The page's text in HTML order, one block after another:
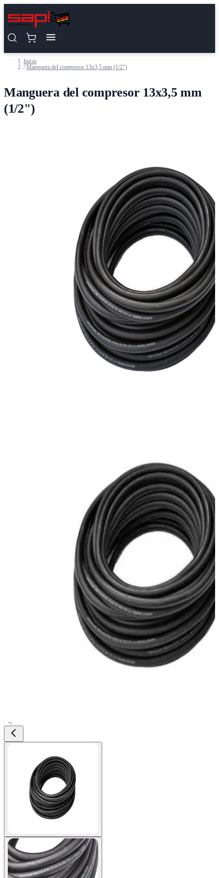
Inicio
/ Manguera del compresor 13x3,5 mm (1/2")
Manguera del compresor 13x3,5 mm
(1/2")
View larger image